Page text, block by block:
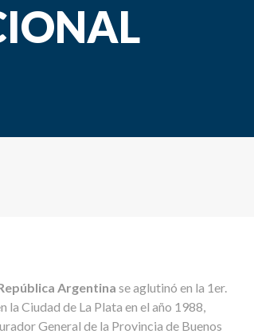
Argentina se aglutinó en la 1er.
la Ciudad de La Plata en el año 1988,
General de la Provincia de Buenos